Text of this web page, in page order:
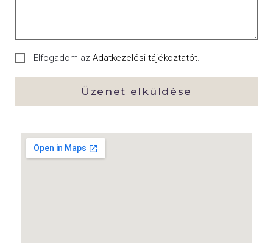
Elfogadom az Adatkezelési tájékoztatót.
Üzenet elküldése